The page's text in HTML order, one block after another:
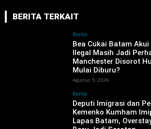
BERITA TERKAIT
Berita
Bea Cukai Batam
Ilegal Masih Jadi
Manchester Disorot
Mulai Diburu?
Agustus 9, 2026
Berita
‎Deputi Imigrasi dan
Kemenko Kumham
Lapas Batam,